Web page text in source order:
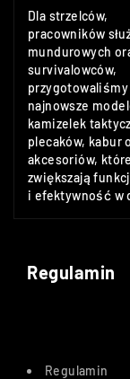
Dla strzelców,
pracowników
mundurowych
survivalowców,
przygotowaliśmy
najnowsze
kamizelek
plecaków, kabur
akcesoriów, które
zwiększają
i efektywność w
Regulamin
Regulamin